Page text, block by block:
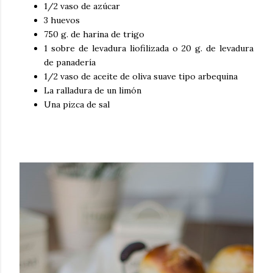
1/2 vaso de azúcar
3 huevos
750 g. de harina de trigo
1 sobre de levadura liofilizada o 20 g. de levadura
de panadería
1/2 vaso de aceite de oliva suave tipo arbequina
La ralladura de un limón
Una pizca de sal